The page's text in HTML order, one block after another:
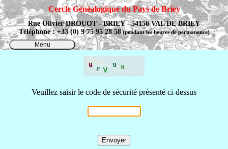
Cercle Généalogique du Pays de Briey
Rue Olivier DROUOT - BRIEY - 54150 VAL DE BRIEY
Téléphone : +33 (0) 9 75 95 28 58(pendant les heures de permanence)
Menu
Veuillez saisir le code de sécurité présenté ci-dessus